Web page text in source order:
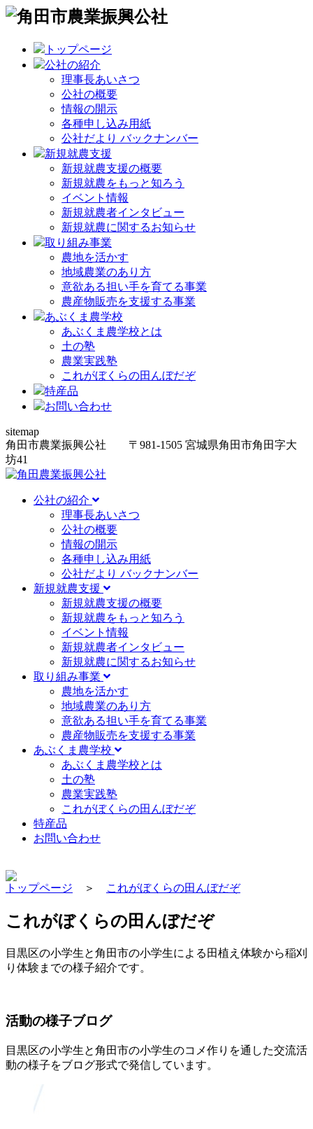
トップページ
公社の紹介
理事長あいさつ
公社の概要
情報の開示
各種申し込み用紙
公社だより バックナンバー
新規就農支援
新規就農支援の概要
新規就農をもっと知ろう
イベント情報
新規就農者インタビュー
新規就農に関するお知らせ
取り組み事業
農地を活かす
地域農業のあり方
意欲ある担い手を育てる事業
農産物販売を支援する事業
あぶくま農学校
あぶくま農学校とは
土の塾
農業実践塾
これがぼくらの田んぼだぞ
特産品
お問い合わせ
sitemap
角田市農業振興公社 〒981-1505 宮城県角田市角田字大
坊41
公社の紹介
理事長あいさつ
公社の概要
情報の開示
各種申し込み用紙
公社だより バックナンバー
新規就農支援
新規就農支援の概要
新規就農をもっと知ろう
イベント情報
新規就農者インタビュー
新規就農に関するお知らせ
取り組み事業
農地を活かす
地域農業のあり方
意欲ある担い手を育てる事業
農産物販売を支援する事業
あぶくま農学校
あぶくま農学校とは
土の塾
農業実践塾
これがぼくらの田んぼだぞ
特産品
お問い合わせ
トップページ ＞ これがぼくらの田んぼだぞ
これがぼくらの田んぼだぞ
目黒区の小学生と角田市の小学生による田植え体験から稲刈
り体験までの様子紹介です。
活動の様子ブログ
目黒区の小学生と角田市の小学生のコメ作りを通した交流活
動の様子をブログ形式で発信しています。